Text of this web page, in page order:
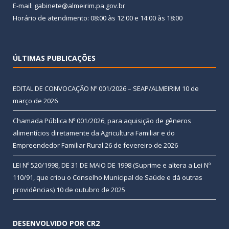
E-mail: gabinete@almeirim.pa.gov.br
Horário de atendimento: 08:00 às 12:00 e 14:00 às 18:00
ÚLTIMAS PUBLICAÇÕES
EDITAL DE CONVOCAÇÃO Nº 001/2026 – SEAP/ALMEIRIM 10 de
março de 2026
Chamada Pública Nº 001/2026, para aquisição de gêneros
alimentícios diretamente da Agricultura Familiar e do
Empreendedor Familiar Rural 26 de fevereiro de 2026
LEI Nº 520/1998, DE 31 DE MAIO DE 1998 (Suprime e altera a Lei Nº
110/91, que criou o Conselho Municipal de Saúde e dá outras
providências) 10 de outubro de 2025
DESENVOLVIDO POR CR2